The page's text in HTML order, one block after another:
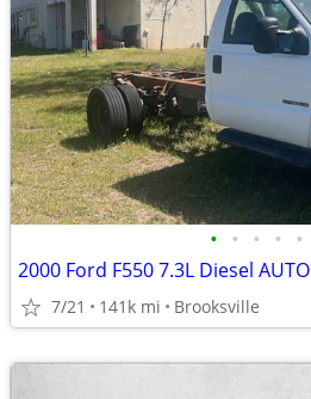
• • • • •
2000 Ford F550 7.3L Diesel AUTO
7/21 141k mi Brooksville